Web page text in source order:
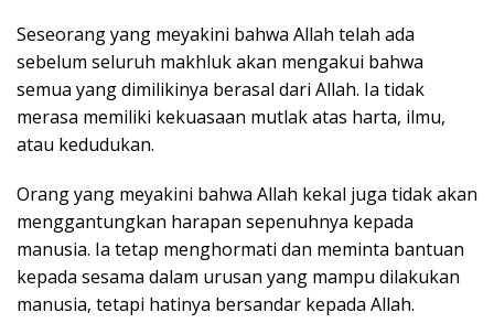
Seseorang yang meyakini bahwa Allah telah ada
sebelum seluruh makhluk akan mengakui bahwa
semua yang dimilikinya berasal dari Allah. Ia tidak
merasa memiliki kekuasaan mutlak atas harta, ilmu,
atau kedudukan.
Orang yang meyakini bahwa Allah kekal juga tidak akan
menggantungkan harapan sepenuhnya kepada
manusia. Ia tetap menghormati dan meminta bantuan
kepada sesama dalam urusan yang mampu dilakukan
manusia, tetapi hatinya bersandar kepada Allah.